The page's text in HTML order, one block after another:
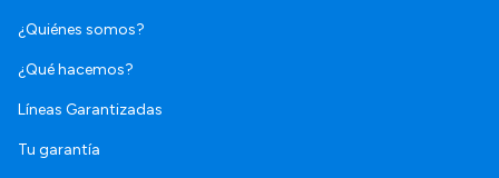
¿Quiénes somos?
¿Qué hacemos?
Líneas Garantizadas
Tu garantía